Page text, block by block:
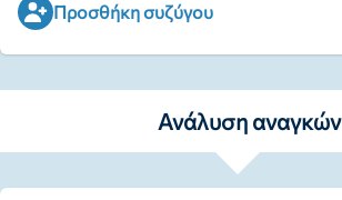
Προσθήκη συζύγου
Ανάλυση αναγκών